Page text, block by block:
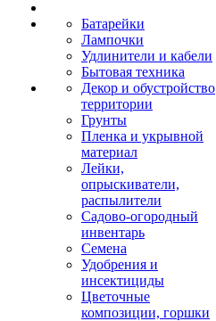
Батарейки
Лампочки
Удлинители и кабели
Бытовая техника
Декор и обустройство
территории
Грунты
Пленка и укрывной
материал
Лейки,
опрыскиватели,
распылители
Садово-огородный
инвентарь
Семена
Удобрения и
инсектициды
Цветочные
композиции, горшки